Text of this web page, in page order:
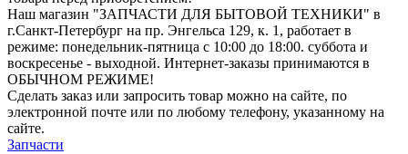
Наш магазин "ЗАПЧАСТИ ДЛЯ БЫТОВОЙ ТЕХНИКИ" в
г.Санкт-Петербург на пр. Энгельса 129, к. 1, работает в
режиме: понедельник-пятница с 10:00 до 18:00. суббота и
воскресенье - выходной. Интернет-заказы принимаются в
ОБЫЧНОМ РЕЖИМЕ!
Сделать заказ или запросить товар можно на сайте, по
электронной почте или по любому телефону, указанному на
сайте.
Запчасти